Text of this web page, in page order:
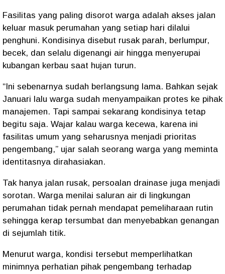
Fasilitas yang paling disorot warga adalah akses jalan
keluar masuk perumahan yang setiap hari dilalui
penghuni. Kondisinya disebut rusak parah, berlumpur,
becek, dan selalu digenangi air hingga menyerupai
kubangan kerbau saat hujan turun.
“Ini sebenarnya sudah berlangsung lama. Bahkan sejak
Januari lalu warga sudah menyampaikan protes ke pihak
manajemen. Tapi sampai sekarang kondisinya tetap
begitu saja. Wajar kalau warga kecewa, karena ini
fasilitas umum yang seharusnya menjadi prioritas
pengembang,” ujar salah seorang warga yang meminta
identitasnya dirahasiakan.
Tak hanya jalan rusak, persoalan drainase juga menjadi
sorotan. Warga menilai saluran air di lingkungan
perumahan tidak pernah mendapat pemeliharaan rutin
sehingga kerap tersumbat dan menyebabkan genangan
di sejumlah titik.
Menurut warga, kondisi tersebut memperlihatkan
minimnya perhatian pihak pengembang terhadap